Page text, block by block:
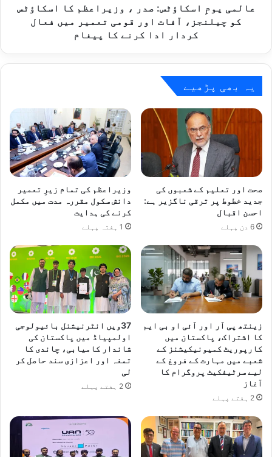
چیلنجز،
کردار
ادا
کرنے
پیغام
عالمی یومِ اسکاؤٹس: صدر ، وزیراعظم کا اسکاؤٹس
کو چیلنجز، آفات اور قومی تعمیر میں فعال
کردار ادا کرنے کا پیغام
یہ بھی پڑھیے
صحت اور تعلیم کے شعبوں کی
جدید خطوط پر ترقی ناگزیر ہے:
احسن اقبال
6 دن پہلے
وزیراعظم کی تمام زیرِ تعمیر
دانش سکول مقررہ مدت میں مکمل
کرنے کی ہدایت
1 ہفتہ پہلے
زینتھ پی آر اور آئی او بی ایم
کا اشتراک، پاکستان میں
کارپوریٹ کمیونیکیشنز کے
شعبے میں مہارت کے فروغ کے
لیے سرٹیفکیٹ پروگرام کا
آغاز
2 ہفتے پہلے
37ویں انٹرنیشنل بائیولوجی
اولمپیاڈ میں پاکستان کی
شاندار کامیابی، چاندی کا
تمغہ اور اعزازی سند حاصل کر
لی
2 ہفتے پہلے